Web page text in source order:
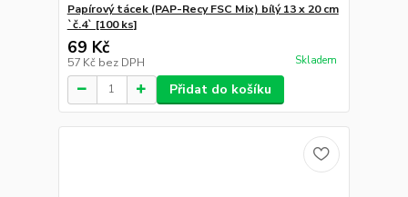
Papírový tácek (PAP-Recy FSC Mix) bílý 13 x 20 cm
`č.4` [100 ks]
69 Kč
57 Kč bez DPH Skladem
Přidat do košíku